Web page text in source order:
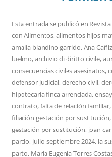
Esta entrada se publicó en
con Alimentos,alimentos hijos
amalia blandino garrido,Ana
luelmo,archivio di diritto civile,
consecuencias civiles asesinatos,
defensor judicial,derecho civil,
hipotecaria finca arrendada,
contrato,falta de relación familiar,
filiación gestación por sustitución,
gestación por sustitución, joan
pardo, julio-septiembre 2024, la
parto, Maria Eugenia Torres